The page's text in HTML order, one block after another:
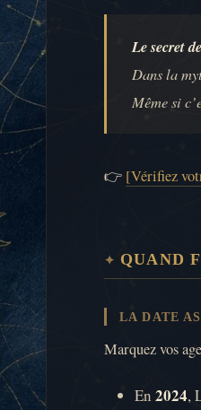
Le secret
Dans la
Même si
👉 [Vérifiez
QUAND
LA DATE
Marquez vos
En 2024,